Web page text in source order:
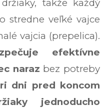
takže každý
stredne veľké vajce
vajcia (prepelica).
efektívne
naraz bez potreby
dni pred koncom
jednoducho